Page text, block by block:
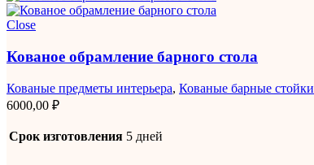
Close
Кованое обрамление барного стола
Кованые предметы интерьера, Кованые барные стойки
6000,00 ₽
Срок изготовления 5 дней